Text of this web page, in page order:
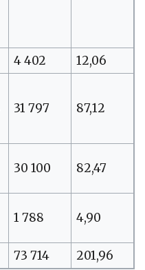
4 402
12,06
31 797 87,12
30 100 82,47
1 788 4,90
73 714 201,96